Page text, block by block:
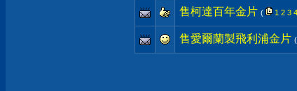
售柯達百年金片 ( 1 2 3 4
售愛爾蘭製飛利浦金片 (